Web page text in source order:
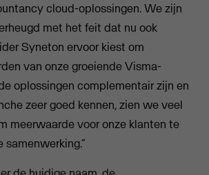
cloud-oplossingen. We zijn
met het feit dat nu ook
Syneton ervoor kiest om
van onze groeiende Visma-
oplossingen complementair zijn en
zeer goed kennen, zien we veel
meerwaarde voor onze klanten te
samenwerking.”